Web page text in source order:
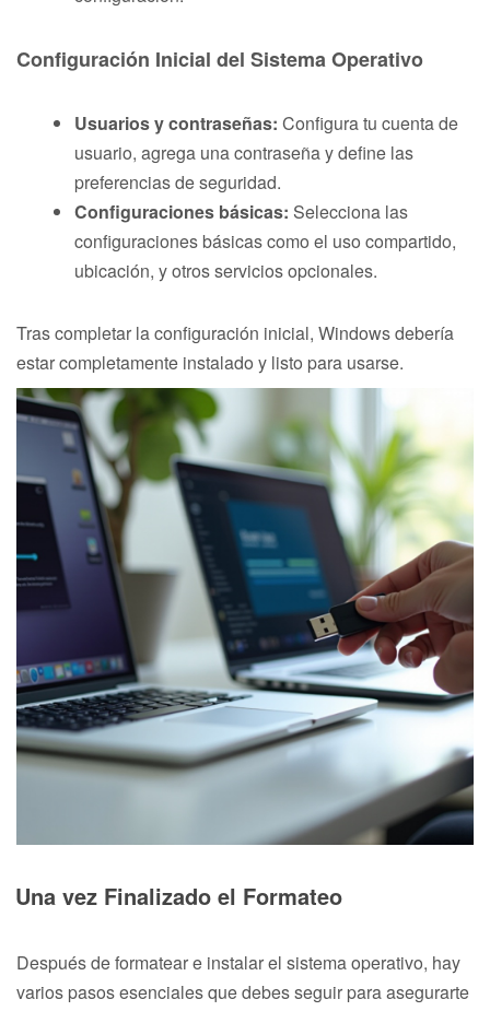
Configuración Inicial del Sistema Operativo
Usuarios y contraseñas: Configura tu cuenta de
usuario, agrega una contraseña y define las
preferencias de seguridad.
Configuraciones básicas: Selecciona las
configuraciones básicas como el uso compartido,
ubicación, y otros servicios opcionales.
Tras completar la configuración inicial, Windows debería
estar completamente instalado y listo para usarse.
Una vez Finalizado el Formateo
Después de formatear e instalar el sistema operativo, hay
varios pasos esenciales que debes seguir para asegurarte